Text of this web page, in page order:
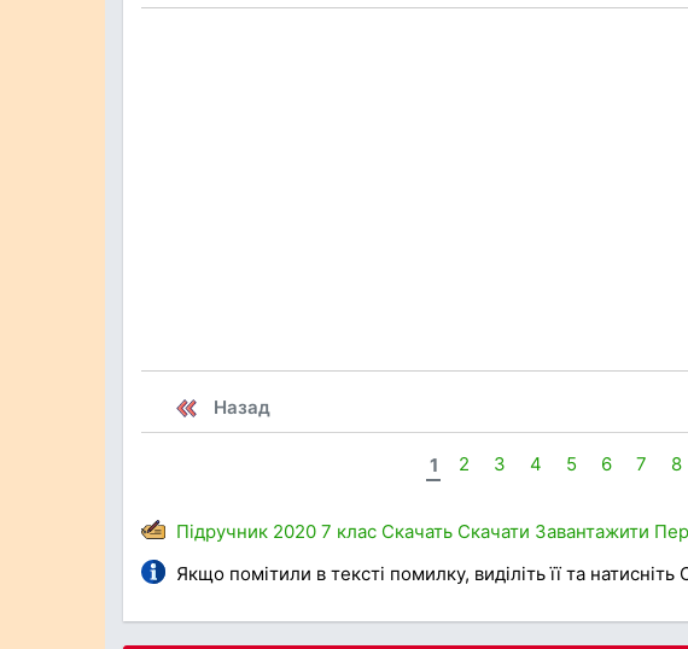
Назад
1 2 3 4 5 6 7 8
Підручник 2020 7 клас Скачать Скачати Завантажити
Якщо помітили в тексті помилку, виділіть її та